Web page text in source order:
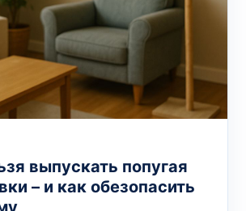
выпускать попугая
– и как обезопасить